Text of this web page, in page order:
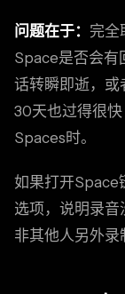
问题在于： 完全
Space是否会有
话转瞬即逝，或
30天也过得很
Spaces时。
如果打开Space
选项，说明录
非其他人另外录